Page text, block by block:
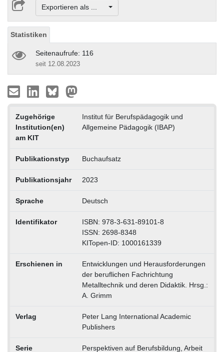
Exportieren als ...
Statistiken
Seitenaufrufe: 116
seit 12.08.2023
Zugehörige
Institution(en)
am KIT
Institut für Berufspädagogik und
Allgemeine Pädagogik (IBAP)
Publikationstyp Buchaufsatz
Publikationsjahr 2023
Sprache Deutsch
Identifikator
ISBN: 978-3-631-89101-8
ISSN: 2698-8348
KITopen-ID: 1000161339
Erschienen in
Entwicklungen und Herausforderungen
der beruflichen Fachrichtung
Metalltechnik und deren Didaktik. Hrsg.:
A. Grimm
Verlag
Peter Lang International Academic
Publishers
Serie Perspektiven auf Berufsbildung, Arbeit